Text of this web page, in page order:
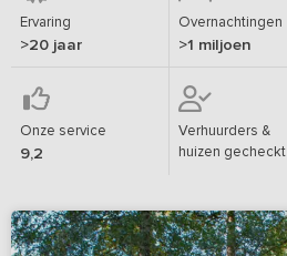
Ervaring
>20 jaar
Overnachtingen
>1 miljoen
Onze service
9,2
Verhuurders &
huizen gecheckt